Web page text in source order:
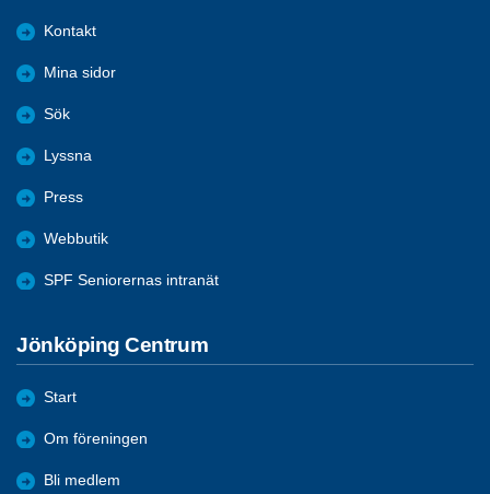
Kontakt
Mina sidor
Sök
Lyssna
Press
Webbutik
SPF Seniorernas intranät
Jönköping Centrum
Start
Om föreningen
Bli medlem